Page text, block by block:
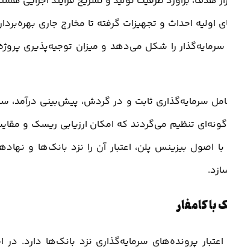
احداث و تجهیزات گرفته تا مخارج جاری
را شکل می‌دهد و میزان توجیه‌پذیری
سرمایه‌گذاری ثابت و در گردش، پیش‌بینی درآمد،
تنظیم می‌گردند که امکان ارزیابی ریسک و
بیزینس پلن، اعتبار آن را نزد بانک‌ها و
با کامفار
پرونده‌های سرمایه‌گذاری نزد بانک‌ها دارد. در